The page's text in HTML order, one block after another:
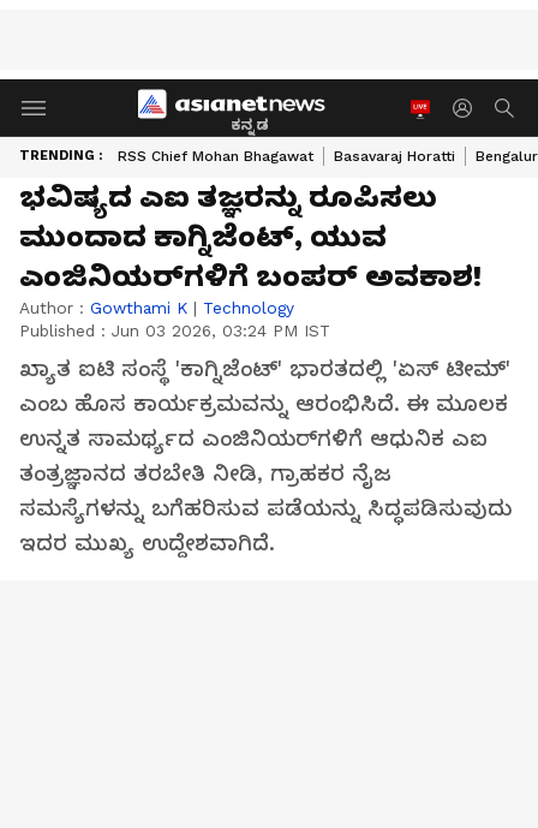
ಕನ್ನಡ
TRENDING : RSS Chief Mohan Bhagawat Basavaraj Horatti
ಭವಿಷ್ಯದ ಎಐ ತಜ್ಞರನ್ನು ರೂಪಿಸಲು
ಮುಂದಾದ ಕಾಗ್ನಿಜೆಂಟ್, ಯುವ
ಎಂಜಿನಿಯರ್‌ಗಳಿಗೆ ಬಂಪರ್ ಅವಕಾಶ!
Author : Gowthami K | Technology
Published : Jun 03 2026, 03:24 PM IST
ಖ್ಯಾತ ಐಟಿ ಸಂಸ್ಥೆ 'ಕಾಗ್ನಿಜೆಂಟ್' ಭಾರತದಲ್ಲಿ 'ಏಸ್ ಟೀಮ್'
ಎಂಬ ಹೊಸ ಕಾರ್ಯಕ್ರಮವನ್ನು ಆರಂಭಿಸಿದೆ. ಈ ಮೂಲಕ
ಉನ್ನತ ಸಾಮರ್ಥ್ಯದ ಎಂಜಿನಿಯರ್‌ಗಳಿಗೆ ಆಧುನಿಕ ಎಐ
ತಂತ್ರಜ್ಞಾನದ ತರಬೇತಿ ನೀಡಿ, ಗ್ರಾಹಕರ ನೈಜ
ಸಮಸ್ಯೆಗಳನ್ನು ಬಗೆಹರಿಸುವ ಪಡೆಯನ್ನು ಸಿದ್ಧಪಡಿಸುವುದು
ಇದರ ಮುಖ್ಯ ಉದ್ದೇಶವಾಗಿದೆ.